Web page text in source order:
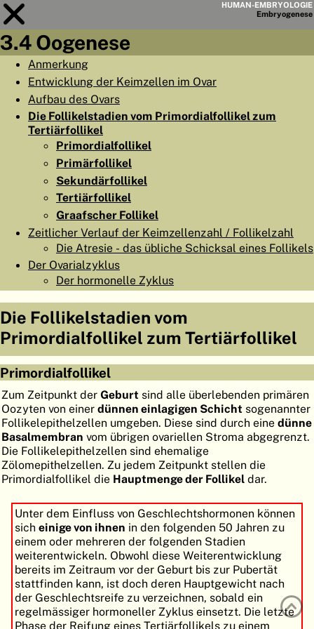
HUMAN-EMBRYOLOGIE
Embryogenese
Modul3
KAPITELLISTE
LERNZIELE
HOME
EMBRYO
ORGANOGENESE
ATLASEMBRYOLOGY
SUCHEN
HILFE
FR
3.4 Oogenese
Anmerkung
Entwicklung der Keimzellen im Ovar
Aufbau des Ovars
Die Follikelstadien vom Primordialfollikel zum
Tertiärfollikel
Primordialfollikel
Primärfollikel
Sekundärfollikel
Tertiärfollikel
Graafscher Follikel
Zeitlicher Verlauf der Keimzellenzahl / Follikelzahl
Die Atresie - das übliche Schicksal eines Follikels
Der Ovarialzyklus
Der hormonelle Zyklus
Die Follikelstadien vom
Primordialfollikel zum Tertiärfollikel
Primordialfollikel
Zum Zeitpunkt der Geburt sind alle überlebenden primären
Oozyten von einer dünnen einlagigen Schicht sogenannter
Follikelepithelzellen umgeben. Diese sind durch eine dünne
Basalmembran vom übrigen ovariellen Stroma abgegrenzt.
Die Follikelepithelzellen sind ehemalige
Zölomepithelzellen. Zu jedem Zeitpunkt stellen die
Primordialfollikel die Hauptmenge der Follikel dar.
Unter dem Einfluss von Geschlechtshormonen können
sicheinige von ihnen in den folgenden 50 Jahren zu
einem oder mehreren der folgenden Stadien
weiterentwickeln. Obwohl diese Weiterentwicklung
bereits im Zeitraum vor der Geburt bis zur Pubertät
stattfinden kann, ist doch deren Hauptgewicht nach
der Geschlechtsreife zu verzeichnen, sobald ein
regelmässiger hormoneller Zyklus einsetzt. Die letzte
Phase der Reifung eines Tertiärfollikels zu einem